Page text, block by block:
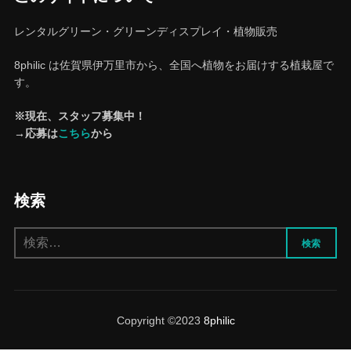
レンタルグリーン・グリーンディスプレイ・植物販売
8philic は佐賀県伊万里市から、全国へ植物をお届けする植栽屋で
す。
※現在、スタッフ募集中！
→応募はこちらから
検索
索:
検索
Copyright ©2023 8philic